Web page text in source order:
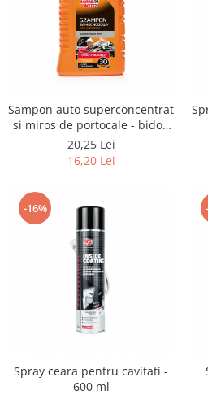
Sampon auto superconcentrat
si miros de portocale - bidon
1000 ml
20,25 Lei
16,20 Lei
-16%
Spray ceara pentru cavitati -
600 ml